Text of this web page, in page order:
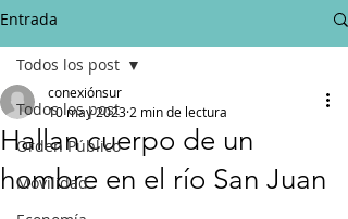
Entrada
Todos los post
Orden Público
Movilidad
Todos los post
Hallan cuerpo de un
hombre en el río San Juan
conexiónsur
10 may 2023 2 min de lectura